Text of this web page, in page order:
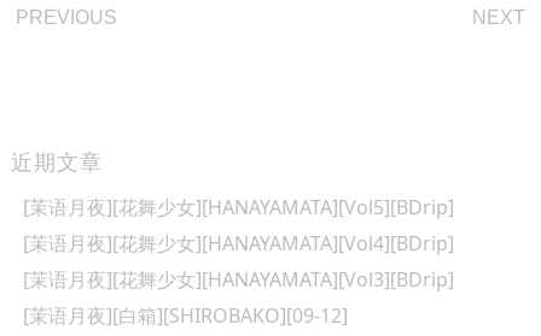
POST
PREVIOUS NEXT
近期文章
[茉语月夜][花舞少女][HANAYAMATA][Vol5][BDrip]
[茉语月夜][花舞少女][HANAYAMATA][Vol4][BDrip]
[茉语月夜][花舞少女][HANAYAMATA][Vol3][BDrip]
[茉语月夜][白箱][SHIROBAKO][09-12]